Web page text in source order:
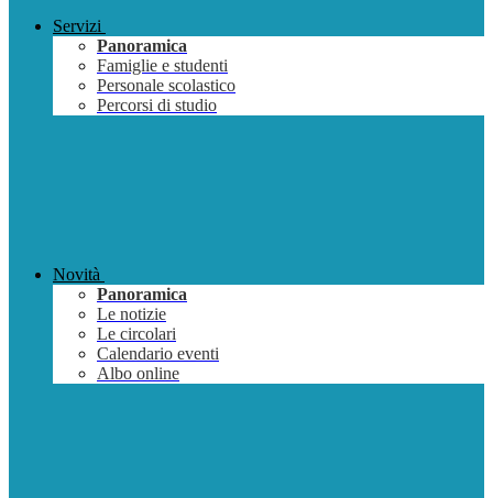
Servizi
Panoramica
Famiglie e studenti
Personale scolastico
Percorsi di studio
Novità
Panoramica
Le notizie
Le circolari
Calendario eventi
Albo online